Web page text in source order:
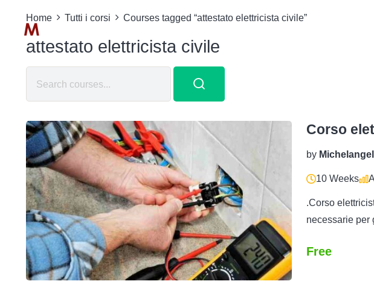
Home Tutti i corsi Courses tagged “attestato elettricista civile”
attestato elettricista civile
Corso
by
10 Weeks
.Corso
necessarie per
Free